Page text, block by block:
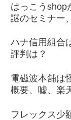
はっこうshop
謎のセミナー
ハナ信用組合
評判は？
電磁波本舗は
概要、嘘、楽
フレックス少